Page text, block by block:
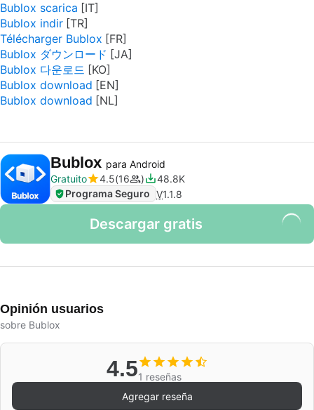
Bublox scarica
Bublox indir
Télécharger Bublox
Bublox ダウンロード
Bublox 다운로드
Bublox download
Bublox download
Bublox para Android
Gratuito
4.5 16
48.8K
Programa Seguro V1.1.8
Descargar gratis
Opinión usuarios
sobre Bublox
4.51 reseñas
Agregar reseña